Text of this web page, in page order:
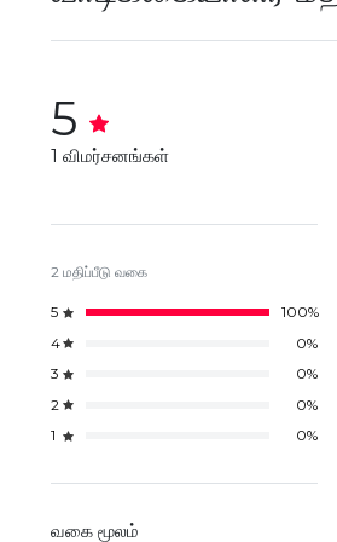
5
1 விமர்சனங்கள்
2 மதிப்பீடு வகை
5
100%
4
0%
3
0%
2
0%
1
0%
வகை மூலம்